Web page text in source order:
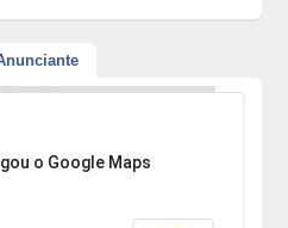
não pôde ser encontrado.
o Google Maps